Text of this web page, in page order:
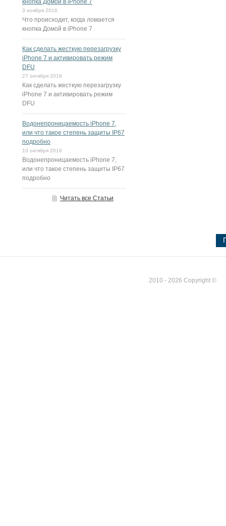
кнопка Домой в iPhone 7
3 ноября 2016
Что происходит, когда ломается
кнопка Домой в iPhone 7
Как сделать жесткую перезагрузку
iPhone 7 и активировать режим
DFU
27 октября 2016
Как сделать жесткую перезагрузку
iPhone 7 и активировать режим
DFU
Водонепроницаемость iPhone 7,
или что такое степень защиты IP67
подробно
10 октября 2016
Водонепроницаемость iPhone 7,
или что такое степень защиты IP67
подробно
Читать все Статьи
2010 - 2026 Copyright ©